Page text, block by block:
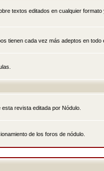
textos editados en cualquier
tienen cada vez más adeptos en todo
revista editada por Nódulo.
de los foros de nódulo.